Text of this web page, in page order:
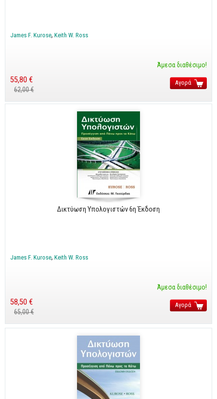
Οικονομικά
Πολιτικών Μηχανικών
Αρχιτεκτόνων
James F. Kurose Keith W. Ross
Άμεσα διαθέσιμο!
55,80 €
62,00 €
Αγορά
Δικτύωση Υπολογιστών 6η Έκδοση
James F. Kurose Keith W. Ross
Άμεσα διαθέσιμο!
58,50 €
65,00 €
Αγορά